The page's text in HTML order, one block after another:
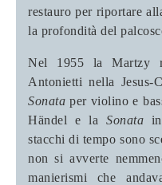
restauro per riportare
la profondità del
Nel 1955 la Martzy
Antonietti nella Jesus-
Sonata per violino e
Händel e la Sonata
stacchi di tempo sono
non si avverte
manierismi che